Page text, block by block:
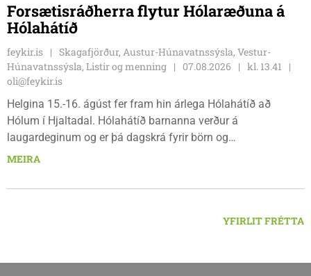
Forsætisráðherra flytur Hólaræðuna á
Hólahátíð
feykir.is
Skagafjörður, Austur-Húnavatnssýsla, Vestur-
Húnavatnssýsla, Listir og menning
07.08.2026
kl. 13.41
oli@feykir.is
Helgina 15.-16. ágúst fer fram hin árlega Hólahátíð að
Hólum í Hjaltadal. Hólahátíð barnanna verður á
laugardeginum og er þá dagskrá fyrir börn og
fjölskyldur.Lydía Einarsdóttir svæðisstjóri æskulýðsmála og
MEIRA
YFIRLIT FRÉTTA